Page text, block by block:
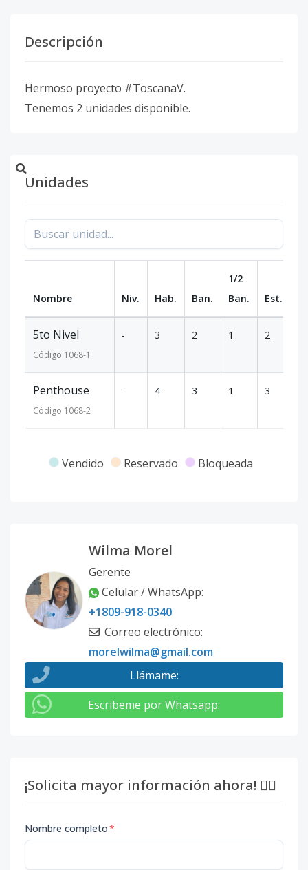
Descripción
Hermoso proyecto #ToscanaV.
Tenemos 2 unidades disponible.
Unidades
Nombre Niv. Hab. Ban.
1/2
Ban.
Est.
5to Nivel
Código 1068-1
- 3 2 1 2
Penthouse
Código 1068-2
- 4 3 1 3
Vendido Reservado Bloqueada
Wilma Morel
Gerente
Celular / WhatsApp:
+1809-918-0340
Correo electrónico:
morelwilma@gmail.com
Llámame:
Escribeme por Whatsapp:
¡Solicita mayor información ahora! 👇🏽
Nombre completo*